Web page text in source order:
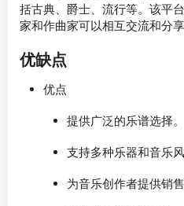
括古典、爵士、流行等。该平
家和作曲家可以相互交流和分享
优缺点
优点
提供广泛的乐谱选择。
支持多种乐器和音乐风
为音乐创作者提供销售